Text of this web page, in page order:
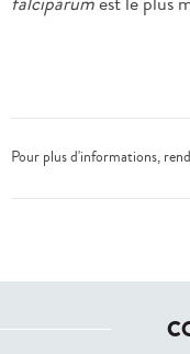
Pour plus d'informations,